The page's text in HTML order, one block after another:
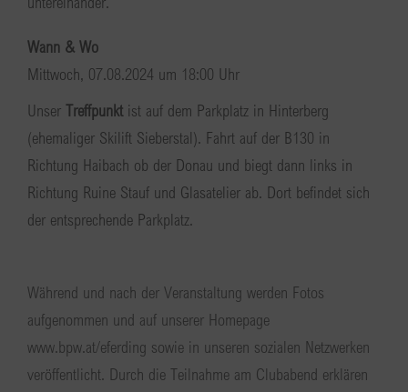
Wann & Wo
Mittwoch, 07.08.2024 um 18:00 Uhr
Unser Treffpunkt ist auf dem Parkplatz in Hinterberg
(ehemaliger Skilift Sieberstal). Fahrt auf der B130 in
Richtung Haibach ob der Donau und biegt dann links in
Richtung Ruine Stauf und Glasatelier ab. Dort befindet sich
der entsprechende Parkplatz.
Während und nach der Veranstaltung werden Fotos
aufgenommen und auf unserer Homepage
www.bpw.at/eferding sowie in unseren sozialen Netzwerken
veröffentlicht. Durch die Teilnahme am Clubabend erklären